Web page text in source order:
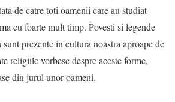
de catre toti oamenii care au studiat
cu foarte mult timp. Povesti si legende
prezente in cultura noastra aproape de
religiile vorbesc despre aceste forme,
din jurul unor oameni.